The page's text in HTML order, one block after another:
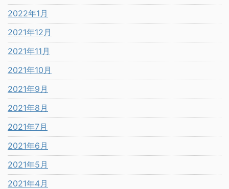
2022年1月
2021年12月
2021年11月
2021年10月
2021年9月
2021年8月
2021年7月
2021年6月
2021年5月
2021年4月